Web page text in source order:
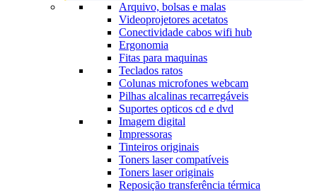
Arquivo, bolsas e malas
Videoprojetores acetatos
Conectividade cabos wifi hub
Ergonomia
Fitas para maquinas
Teclados ratos
Colunas microfones webcam
Pilhas alcalinas recarregáveis
Suportes opticos cd e dvd
Imagem digital
Impressoras
Tinteiros originais
Toners laser compatíveis
Toners laser originais
Reposição transferência térmica